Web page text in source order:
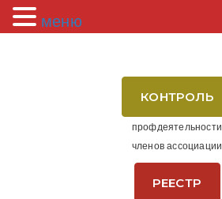
КОНТРОЛЬ
профдеятельности
членов ассоциации
РЕЕСТР
меню